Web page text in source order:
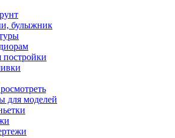
булыжник
для моделей